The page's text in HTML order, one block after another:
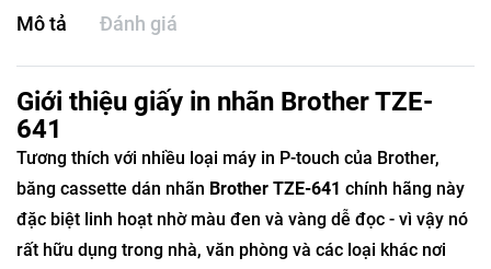
Mô tả Đánh giá
Giới thiệu giấy in nhãn Brother TZE-
641
Tương thích với nhiều loại máy in P-touch của Brother,
băng cassette dán nhãn Brother TZE-641 chính hãng này
đặc biệt linh hoạt nhờ màu đen và vàng dễ đọc - vì vậy nó
rất hữu dụng trong nhà, văn phòng và các loại khác nơi